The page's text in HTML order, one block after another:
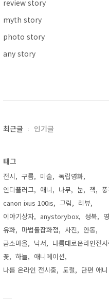
review story
myth story
photo story
any story
최근글 인기글
태그
전시 구름 미술
독립영화
인디플러그
애니 나무 눈 책
canon ixus 100is
그림
리뷰
이야기상자
anystorybox 성북
유화
마법돌잡화점 사진
안동
금소마을
낙서
나름대로온라인전
꽃
하늘
애니메이션
나름 온라인 전시중
도철 단편 애니